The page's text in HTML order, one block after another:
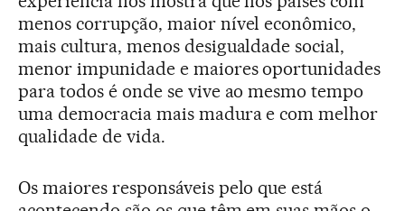
menos corrupção, maior nível econômico,
mais cultura, menos desigualdade social,
menor impunidade e maiores oportunidades
para todos é onde se vive ao mesmo tempo
uma democracia mais madura e com melhor
qualidade de vida.
Os maiores responsáveis pelo que está